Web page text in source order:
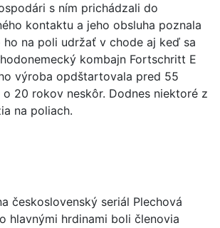
s ním prichádzali do
kontaktu a jeho obsluha poznala
na poli udržať v chode aj keď sa
kombajn Fortschritt E
výroba opdštartovala pred 55
20 rokov neskôr. Dodnes niektoré z
na poliach.
československý seriál Plechová
hlavnými hrdinami boli členovia